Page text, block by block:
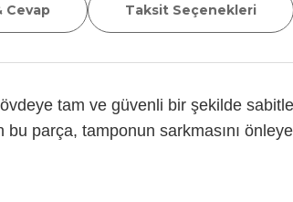
Cevap Taksit Seçenekleri
tam ve güvenli bir şekilde
bu parça, tamponun sarkmasını